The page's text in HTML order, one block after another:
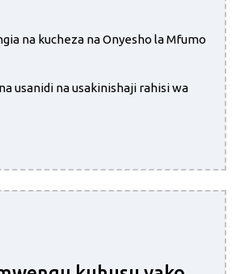
na kucheza na Onyesho la Mfumo
usanidi na usakinishaji rahisi wa